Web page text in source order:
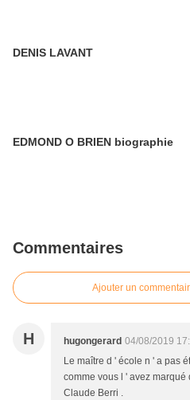
DENIS LAVANT
EDMOND O BRIEN biographie
Commentaires
Ajouter un
H hugongerard 04/08/2019
Le maître d ' école n ' a pas
comme vous l ' avez
Claude Berri .